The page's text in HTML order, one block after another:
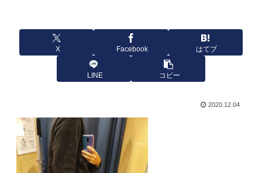
X Facebook はてブ
LINE コピー
2020.12.04